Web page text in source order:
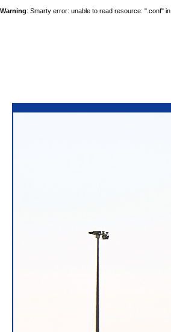
Warning: Smarty error: unable to read resource: ".conf" in